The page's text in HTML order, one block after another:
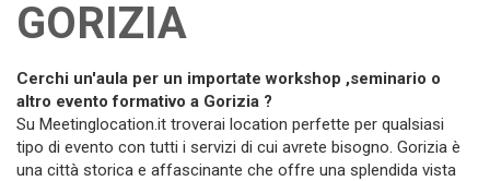
GORIZIA
Cerchi un'aula per un importate workshop ,seminario o
altro evento formativo a Gorizia ?
Su Meetinglocation.it troverai location perfette per qualsiasi
tipo di evento con tutti i servizi di cui avrete bisogno. Gorizia è
una città storica e affascinante che offre una splendida vista